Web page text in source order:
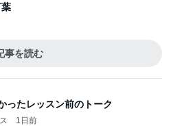
事を読む
ったレッスン前のトーク
1日前